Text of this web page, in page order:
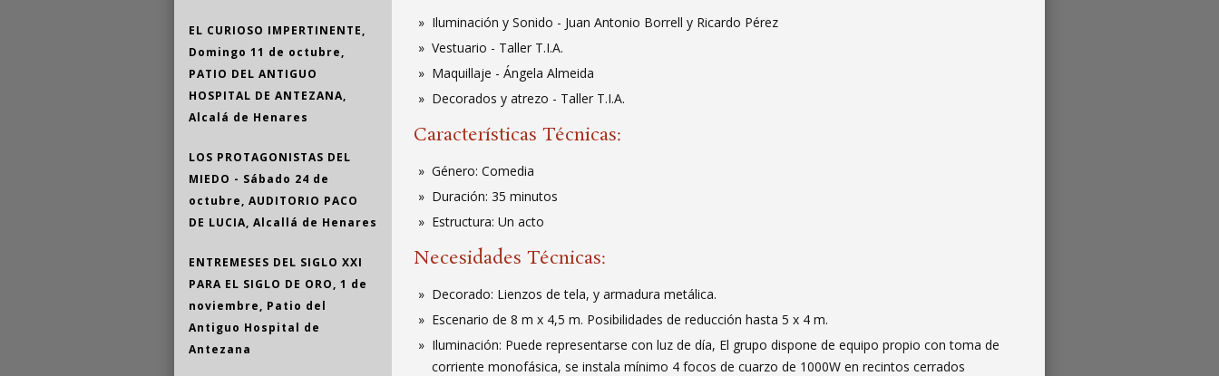
EL CURIOSO IMPERTINENTE,
Domingo 11 de octubre,
PATIO DEL ANTIGUO
HOSPITAL DE ANTEZANA,
Alcalá de Henares
LOS PROTAGONISTAS DEL
MIEDO - Sábado 24 de
octubre, AUDITORIO PACO
DE LUCIA, Alcallá de Henares
ENTREMESES DEL SIGLO XXI
PARA EL SIGLO DE ORO, 1 de
noviembre, Patio del
Antiguo Hospital de
Antezana
Iluminación y Sonido - Juan Antonio Borrell y Ricardo Pérez
Vestuario - Taller T.I.A.
Maquillaje - Ángela Almeida
Decorados y atrezo - Taller T.I.A.
Características Técnicas:
Género: Comedia
Duración: 35 minutos
Estructura: Un acto
Necesidades Técnicas:
Decorado: Lienzos de tela, y armadura metálica.
Escenario de 8 m x 4,5 m. Posibilidades de reducción hasta 5 x 4 m.
Iluminación: Puede representarse con luz de día, El grupo dispone de equipo propio con toma de
corriente monofásica, se instala mínimo 4 focos de cuarzo de 1000W en recintos cerrados